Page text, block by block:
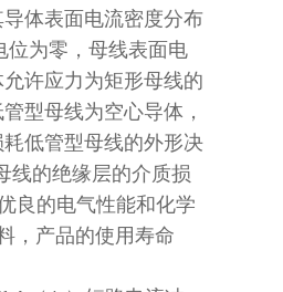
体表面电流密度分布
位为零，母线表面电
许应力为矩形母线的
型母线为空心导体，
低管型母线的外形决
线的绝缘层的介质损
良的电气性能和化学
，产品的使用寿命